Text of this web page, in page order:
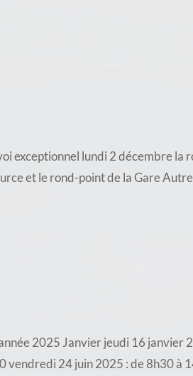
exceptionnel lundi 2 décembre
et le rond-point de la Gare
2025 Janvier jeudi 16
vendredi 24 juin 2025 : de 8h30 à